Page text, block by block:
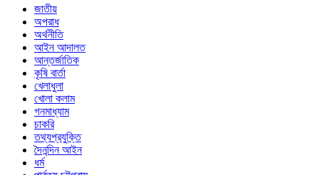
জাতীয়
অপরাধ
অর্থনীতি
আইন আদালত
আন্তর্জাতিক
কৃষি বার্তা
খেলাধুলা
খোলা কলাম
গনমাধ্যাম
চাকরি
তথ্যপ্রযুক্তি
দৈনন্দিন আইন
ধর্ম